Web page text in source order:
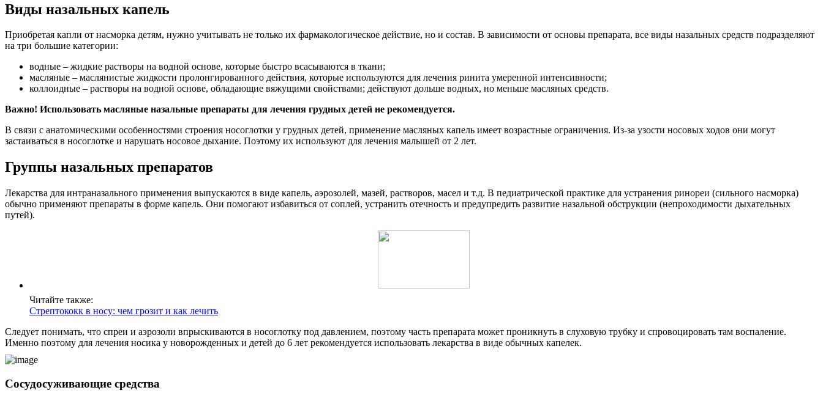
Виды назальных капель
Приобретая капли от насморка детям, нужно учитывать не только их фармакологическое действие, но и состав. В зависимости от основы препарата, все виды назальных средств подразделяют
на три большие категории:
водные – жидкие растворы на водной основе, которые быстро всасываются в ткани;
масляные – маслянистые жидкости пролонгированного действия, которые используются для лечения ринита умеренной интенсивности;
коллоидные – растворы на водной основе, обладающие вяжущими свойствами; действуют дольше водных, но меньше масляных средств.
Важно! Использовать масляные назальные препараты для лечения грудных детей не рекомендуется.
В связи с анатомическими особенностями строения носоглотки у грудных детей, применение масляных капель имеет возрастные ограничения. Из-за узости носовых ходов они могут
застаиваться в носоглотке и нарушать носовое дыхание. Поэтому их используют для лечения малышей от 2 лет.
Группы назальных препаратов
Лекарства для интраназального применения выпускаются в виде капель, аэрозолей, мазей, растворов, масел и т.д. В педиатрической практике для устранения ринореи (сильного насморка)
обычно применяют препараты в форме капель. Они помогают избавиться от соплей, устранить отечность и предупредить развитие назальной обструкции (непроходимости дыхательных
путей).
Читайте также:
Стрептококк в носу: чем грозит и как лечить
Следует понимать, что спреи и аэрозоли впрыскиваются в носоглотку под давлением, поэтому часть препарата может проникнуть в слуховую трубку и спровоцировать там воспаление.
Именно поэтому для лечения носика у новорожденных и детей до 6 лет рекомендуется использовать лекарства в виде обычных капелек.
Сосудосуживающие средства